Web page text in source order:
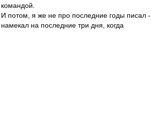
командой.
И потом, я же не про последние годы писал -
намекал на последние три дня, когда